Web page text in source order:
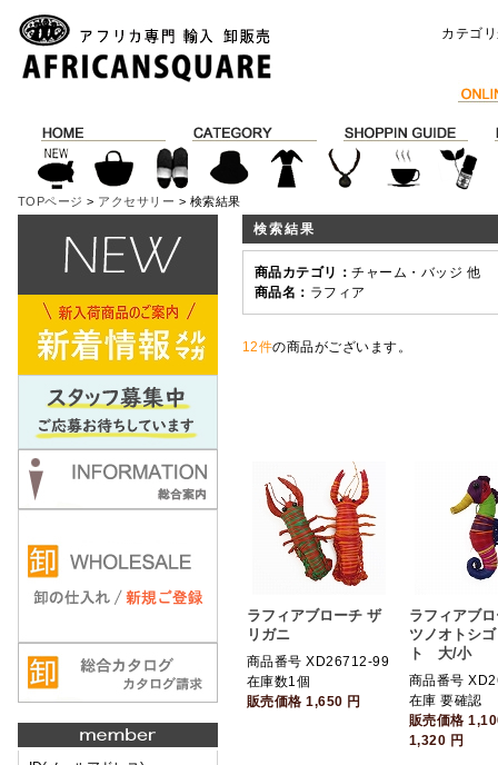
カテゴ
TOPページ > アクセサリー > 検索結果
検索結果
商品カテゴリ：チャーム・バッジ 他
商品名： ラフィア
12件の商品がございます。
ラフィアブローチ ザ
リガニ
商品番号 XD26712-99
在庫数1個
販売価格1,650 円
ラフィアブ
ツノオトシ
ト 大/小
商品番号
在庫 要確認
販売価格
1,320 円